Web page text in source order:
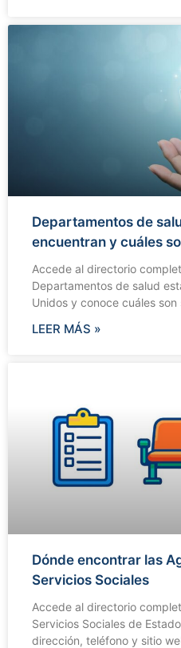
Departamentos de
encuentran y cuáles
Accede al directorio
Departamentos de salud
Unidos y conoce cuáles
LEER MÁS »
Dónde encontrar las
Servicios Sociales
Accede al directorio
Servicios Sociales de
dirección, teléfono y sitio